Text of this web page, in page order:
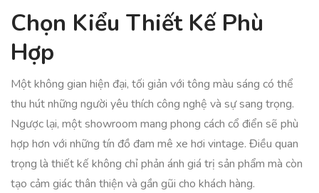
Chọn Kiểu Thiết Kế Phù
Hợp
Một không gian hiện đại, tối giản với tông màu sáng có thể
thu hút những người yêu thích công nghệ và sự sang trọng.
Ngược lại, một showroom mang phong cách cổ điển sẽ phù
hợp hơn với những tín đồ đam mê xe hơi vintage. Điều quan
trọng là thiết kế không chỉ phản ánh giá trị sản phẩm mà còn
tạo cảm giác thân thiện và gần gũi cho khách hàng.